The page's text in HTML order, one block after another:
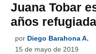
Juana Tobar
años
por Diego Barahona A.
15 de mayo de 2019